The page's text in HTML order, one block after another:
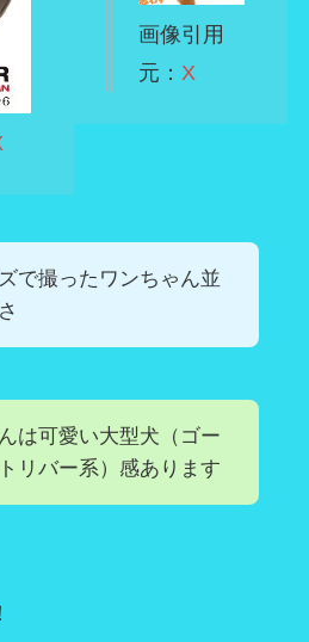
画像引用
元： X
で撮ったワンちゃん並
は可愛い大型犬（ゴー
リバー系）感あります